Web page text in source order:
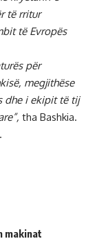
të rritur
të Evropës
për
megjithëse
dhe i ekipit të tij
tha Bashkia.
makinat